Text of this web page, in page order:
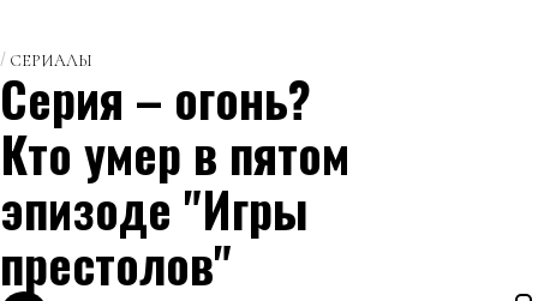
СЕРИАЛЫ
Серия – огонь?
Кто умер в пятом
эпизоде "Игры
престолов"